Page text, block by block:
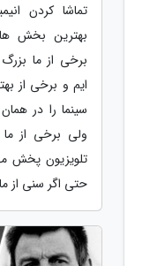
تماشا کردن
بهترین بخش
برخی از ما
ایم و برخی از
سینما را در
ولی برخی از
تلویزیون پخش
حتی اگر سنی از